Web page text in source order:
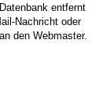
entfernt
Nachricht oder
den Webmaster.